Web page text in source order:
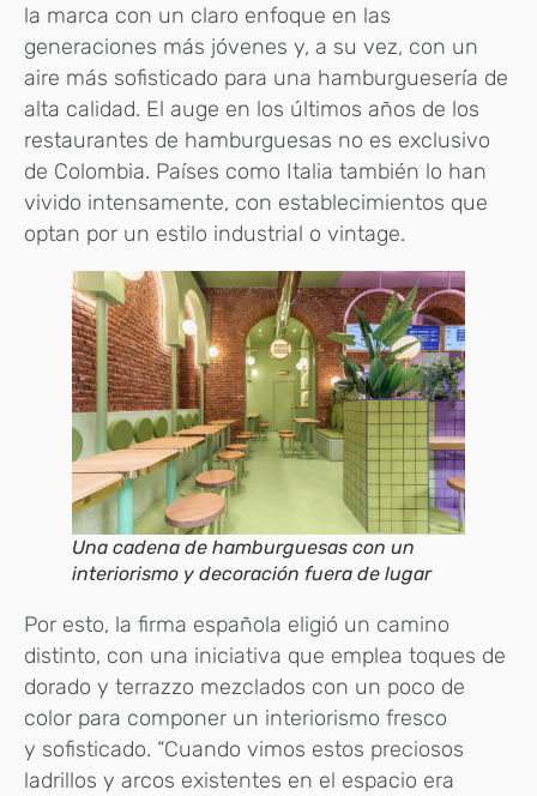
la marca con un claro enfoque en las
generaciones más jóvenes y, a su vez, con un
aire más sofisticado para una hamburguesería de
alta calidad. El auge en los últimos años de los
restaurantes de hamburguesas no es exclusivo
de Colombia. Países como Italia también lo han
vivido intensamente, con establecimientos que
optan por un estilo industrial o vintage.
Una cadena de hamburguesas con un
interiorismo y decoración fuera de lugar
Por esto, la firma española eligió un camino
distinto, con una iniciativa que emplea toques de
dorado y terrazzo mezclados con un poco de
color para componer un interiorismo fresco
y sofisticado. “Cuando vimos estos preciosos
ladrillos y arcos existentes en el espacio era